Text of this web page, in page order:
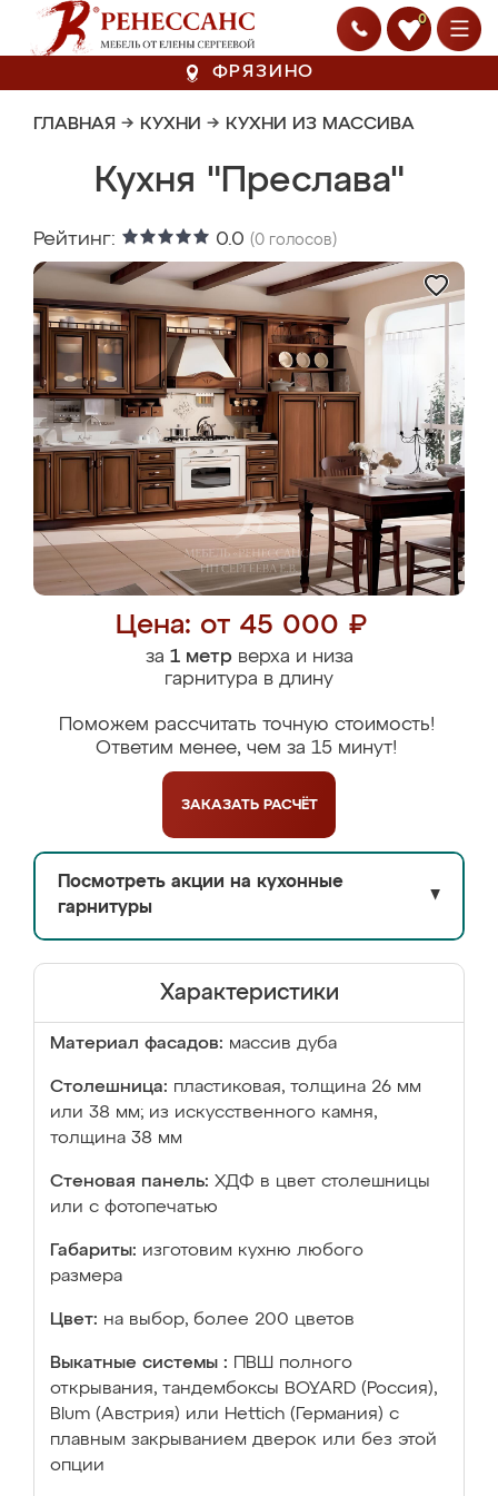
0
ФРЯЗИНО
ГЛАВНАЯ → КУХНИ → КУХНИ ИЗ МАССИВА
Кухня "Преслава"
Рейтинг: 0.0 (0 голосов)
Цена: от 45 000 ₽
за 1 метрверха и низа
гарнитура в длину
Поможем рассчитать точную стоимость!
Ответим менее, чем за 15 минут!
ЗАКАЗАТЬ РАСЧЁТ
Посмотреть акции на кухонные
гарнитуры
▼
Характеристики
Материал фасадов: массив дуба
Столешница: пластиковая, толщина 26 мм
или 38 мм; из искусственного камня,
толщина 38 мм
Стеновая панель: ХДФ в цвет столешницы
или с фотопечатью
Габариты: изготовим кухню любого
размера
Цвет: на выбор, более 200 цветов
Выкатные системы :
ПВШ полного
открывания, тандембоксы BOYARD (Россия),
Blum (Австрия) или Hettich (Германия) с
плавным закрыванием дверок или без этой
опции